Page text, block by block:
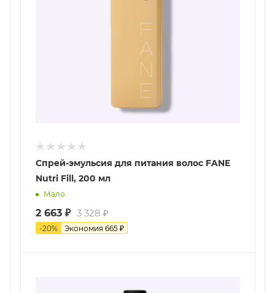
Спрей-эмульсия для питания волос FANE
Nutri Fill, 200 мл
Мало
2 663 ₽ 3 328 ₽
-20% Экономия 665 ₽